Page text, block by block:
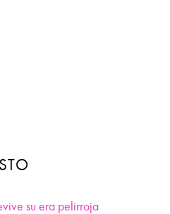
su era pelirroja